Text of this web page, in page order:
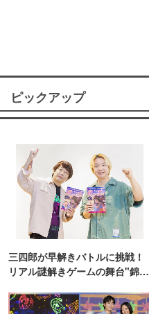
ピックアップ
三四郎が早解きバトルに挑戦！
リアル謎解きゲームの舞台"錦糸